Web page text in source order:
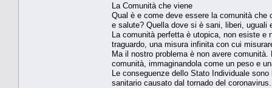
La Comunità che viene
Qual è e come deve essere la comunità
e salute? Quella dove si è sani, liberi, uguali
La comunità perfetta è utopica, non esiste e
traguardo, una misura infinita con cui
Ma il nostro problema è non avere
comunità, immaginandola come un peso e
Le conseguenze dello Stato Individuale
sanitario causato dal tornado del coronavirus.